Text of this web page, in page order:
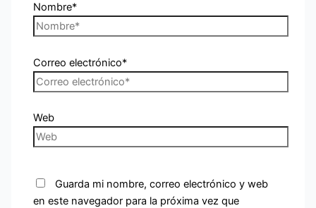
Nombre*
Correo electrónico*
Web
Guarda mi nombre, correo electrónico y web
en este navegador para la próxima vez que